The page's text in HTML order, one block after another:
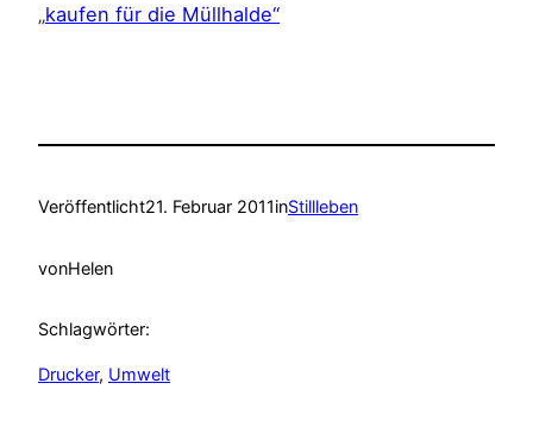
„kaufen für die Müllhalde“
Veröffentlicht21. Februar 2011inStillleben
vonHelen
Schlagwörter:
Drucker, Umwelt